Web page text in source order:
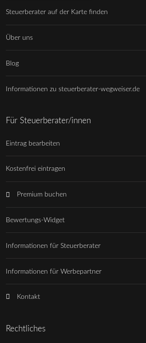
Steuerberater auf der Karte finden
Über uns
Blog
Informationen zu steuerberater-wegweiser.de
Für Steuerberater/innen
Eintrag bearbeiten
Kostenfrei eintragen
Premium buchen
Bewertungs-Widget
Informationen für Steuerberater
Informationen für Werbepartner
Kontakt
Rechtliches